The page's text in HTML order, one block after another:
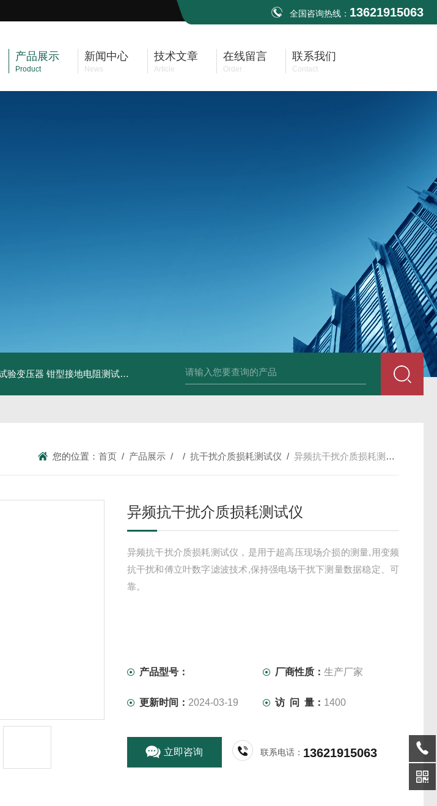
全国咨询热线： 13621915063
产品展示
Product
新闻中心
News
技术文章
Article
在线留言
Order
联系我们
Contact
验变压器 钳型接地电阻测试仪 KDCR4400双钳相位伏安表 ML12A手持式相位伏安表 SMG2000E钳形相位
您的位置：首页 / 产品展示 / /抗干扰介质损耗测试仪 /异频抗干扰介质损耗测试仪
异频抗干扰介质损耗测试仪
异频抗干扰介质损耗测试仪，是用于超高压现场介损的测量,用变频
抗干扰和傅立叶数字滤波技术,保持强电场干扰下测量数据稳定、可
靠。
产品型号： 厂商性质：生产厂家
更新时间： 2024-03-19 访 问 量： 1400
立即咨询 联系电话： 13621915063